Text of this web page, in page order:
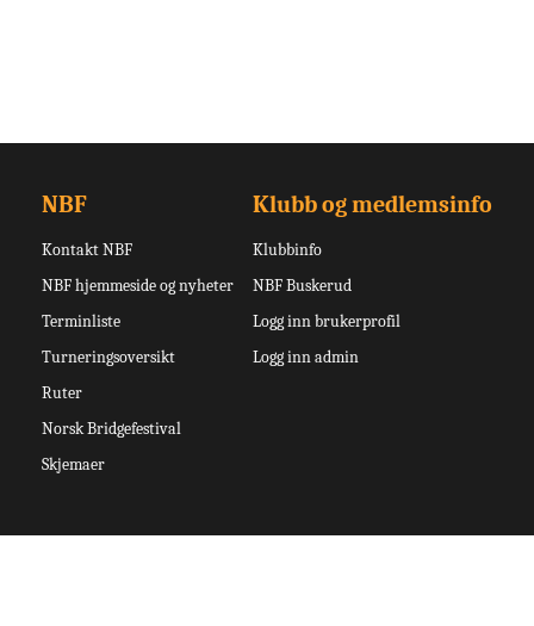
NBF
Kontakt NBF
NBF hjemmeside og nyheter
Terminliste
Turneringsoversikt
Ruter
Norsk Bridgefestival
Skjemaer
Klubb og medlemsinfo
Klubbinfo
NBF Buskerud
Logg inn brukerprofil
Logg inn admin